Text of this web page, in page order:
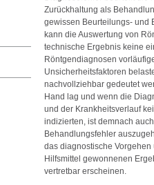
Zurückhaltung als
gewissen Beurteilungs- und
kann die Auswertung von
technische Ergebnis keine
Röntgendiagnosen
Unsicherheitsfaktoren
nachvollziehbar gedeutet
Hand lag und wenn die
und der Krankheitsverlauf
indizierten, ist demnach
Behandlungsfehler
das diagnostische
Hilfsmittel gewonnenen
vertretbar erscheinen.